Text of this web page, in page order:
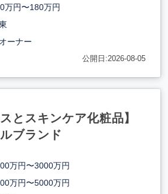
万円〜180万円
ーナー
公開日:2026-08-05
とスキンケア化粧品】
ブランド
万円〜3000万円
万円〜5000万円